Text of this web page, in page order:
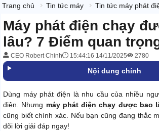
Trang chủ Tin tức máy Tin tức máy phát
Máy phát điện chạy
lâu? 7 Điểm quan
CEO Robert Chinh 15:44:16 14/11/2025 2780
Nội dung chính
Dùng máy phát điện là nhu cầu của nhiều
điện. Nhưng máy phát điện chạy được bao
cũng biết chính xác. Nếu bạn cũng đang thắc
dõi lời giải đáp ngay!